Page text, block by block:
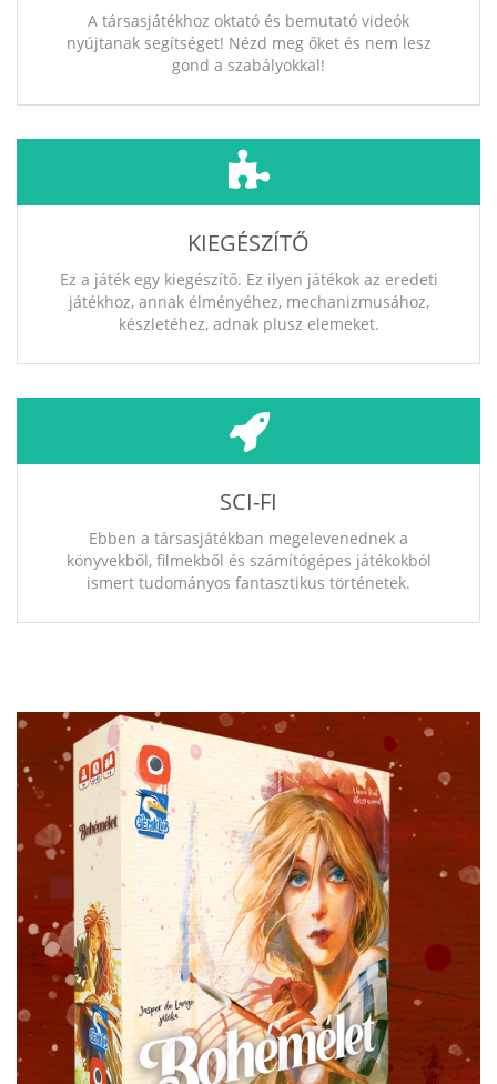
A társasjátékhoz oktató és bemutató videók
nyújtanak segítséget! Nézd meg őket és nem lesz
gond a szabályokkal!
KIEGÉSZÍTŐ
Ez a játék egy kiegészítő. Ez ilyen játékok az eredeti
játékhoz, annak élményéhez, mechanizmusához,
készletéhez, adnak plusz elemeket.
SCI-FI
Ebben a társasjátékban megelevenednek a
könyvekből, filmekből és számítógépes játékokból
ismert tudományos fantasztikus történetek.